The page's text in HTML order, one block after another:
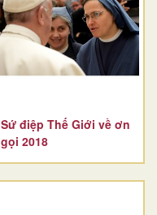
Sứ điệp Thế Giới về ơn
gọi 2018